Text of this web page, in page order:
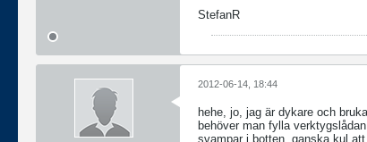
StefanR
2012-06-14, 18:44
hehe, jo, jag är dykare och
behöver man fylla
svampar i botten, ganska kul